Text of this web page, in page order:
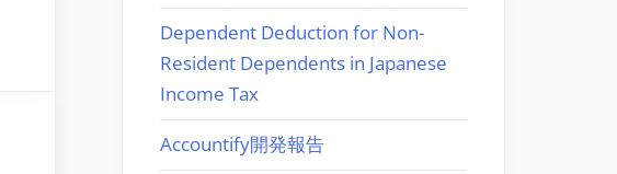
Dependent Deduction for Non-
Resident Dependents in Japanese
Income Tax
Accountify開発報告